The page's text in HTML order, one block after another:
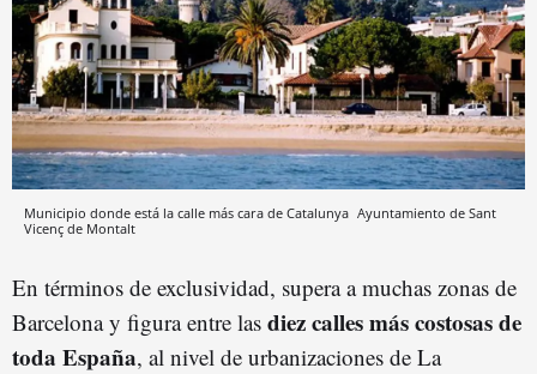
Municipio donde está la calle más cara de Catalunya Ayuntamiento de Sant
Vicenç de Montalt
En términos de exclusividad, supera a muchas zonas de
Barcelona y figura entre las diez calles más costosas de
toda España, al nivel de urbanizaciones de La